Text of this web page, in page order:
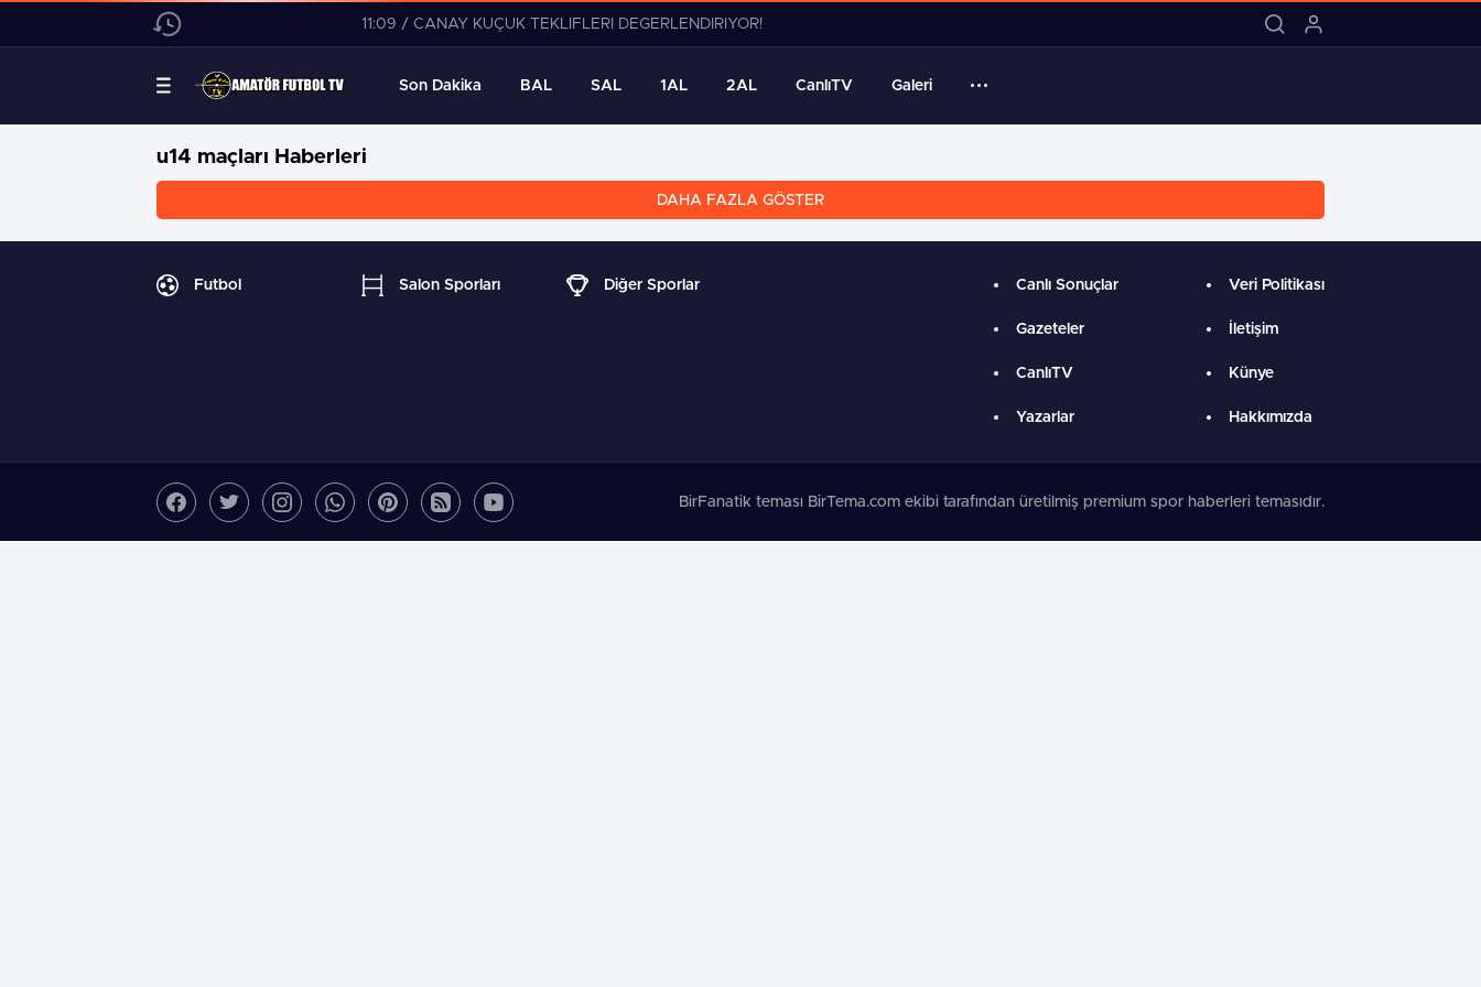
11:09 / CANAY KÜÇÜK TEKLİFLERİ DEĞERLENDİRİYOR! 18:03 / MARMARİS BELEDİYE SK’DAN
Son Dakika BAL SAL 1AL 2AL CanlıTV Galeri
u14 maçları Haberleri
DAHA FAZLA GÖSTER
Futbol Salon Sporları Diğer Sporlar Canlı Sonuçlar
Gazeteler
CanlıTV
Yazarlar
Veri Politikası
İletişim
Künye
Hakkımızda
BirFanatik teması BirTema.com ekibi tarafından üretilmiş premium spor haberleri temasıdır.